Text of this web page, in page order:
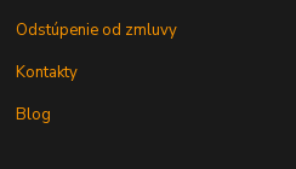
Odstúpenie od zmluvy
Kontakty
Blog